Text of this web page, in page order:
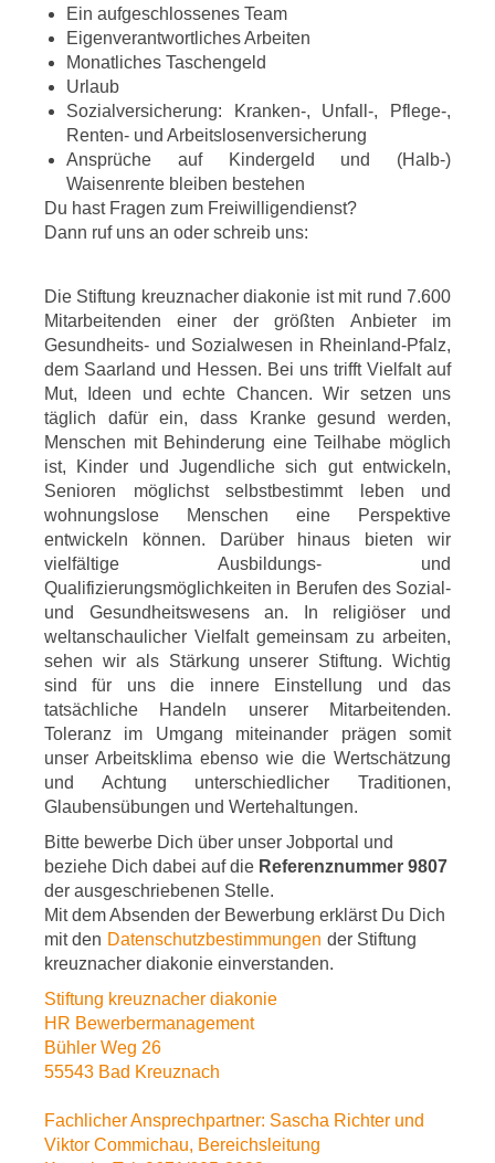
Ein aufgeschlossenes Team
Eigenverantwortliches Arbeiten
Monatliches Taschengeld
Urlaub
Sozialversicherung: Kranken-, Unfall-, Pflege-,
Renten- und Arbeitslosenversicherung
Ansprüche auf Kindergeld und (Halb-)
Waisenrente bleiben bestehen
Du hast Fragen zum Freiwilligendienst?
Dann ruf uns an oder schreib uns:
Die Stiftung kreuznacher diakonie ist mit rund 7.600
Mitarbeitenden einer der größten Anbieter im
Gesundheits- und Sozialwesen in Rheinland-Pfalz,
dem Saarland und Hessen. Bei uns trifft Vielfalt auf
Mut, Ideen und echte Chancen. Wir setzen uns
täglich dafür ein, dass Kranke gesund werden,
Menschen mit Behinderung eine Teilhabe möglich
ist, Kinder und Jugendliche sich gut entwickeln,
Senioren möglichst selbstbestimmt leben und
wohnungslose Menschen eine Perspektive
entwickeln können. Darüber hinaus bieten wir
vielfältige Ausbildungs- und
Qualifizierungsmöglichkeiten in Berufen des Sozial-
und Gesundheitswesens an. In religiöser und
weltanschaulicher Vielfalt gemeinsam zu arbeiten,
sehen wir als Stärkung unserer Stiftung. Wichtig
sind für uns die innere Einstellung und das
tatsächliche Handeln unserer Mitarbeitenden.
Toleranz im Umgang miteinander prägen somit
unser Arbeitsklima ebenso wie die Wertschätzung
und Achtung unterschiedlicher Traditionen,
Glaubensübungen und Wertehaltungen.
Bitte bewerbe Dich über unser Jobportal und
beziehe Dich dabei auf die Referenznummer 9807
der ausgeschriebenen Stelle.
Mit dem Absenden der Bewerbung erklärst Du Dich
mit den Datenschutzbestimmungen der Stiftung
kreuznacher diakonie einverstanden.
Stiftung kreuznacher diakonie
HR Bewerbermanagement
Bühler Weg 26
55543 Bad Kreuznach
Fachlicher Ansprechpartner: Sascha Richter und
Viktor Commichau, Bereichsleitung